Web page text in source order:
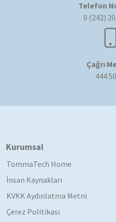
Telefon
0 (242)
Çağrı
444
Kurumsal
TommaTech Home
İnsan Kaynakları
KVKK Aydınlatma Metni
Çerez Politikası